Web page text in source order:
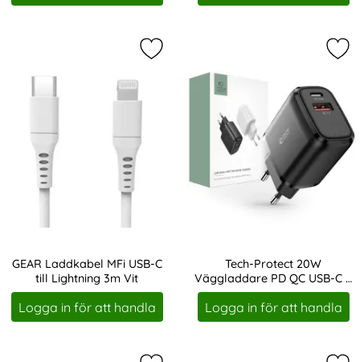
GEAR Laddkabel MFi USB-C
till Lightning 3m Vit
Art. nr 208002
Logga in för att handla
Markera gEAR Laddkabel MFi
Tech-Protect 20W
Väggladdare PD QC USB-C /
USB-A Svart
Art. nr 208341
Logga in för att handla